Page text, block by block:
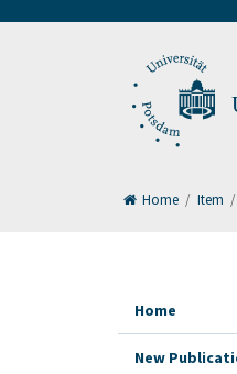
Home / Item /
Home
New